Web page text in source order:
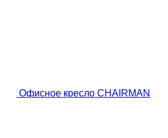
Офисное кресло CHAIRMAN